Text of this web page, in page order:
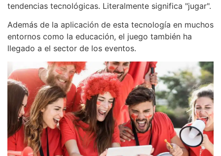
tendencias tecnológicas. Literalmente significa "jugar".
Además de la aplicación de esta tecnología en muchos
entornos como la educación, el juego también ha
llegado a el sector de los eventos.